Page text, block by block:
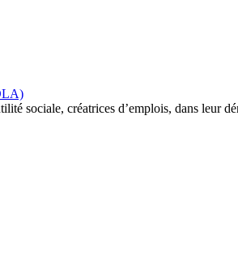
sociale, créatrices d’emplois, dans leur